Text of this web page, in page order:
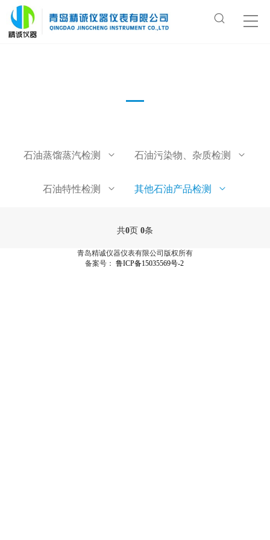
石油蒸馏蒸汽检测 石油污染物、杂质检测
石油特性检测 其他石油产品检测
共0页 0条
青岛精诚仪器仪表有限公司版权所有
备案号： 鲁ICP备15035569号-2